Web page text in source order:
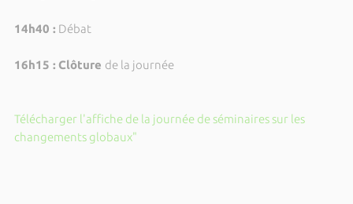
14h40 : Débat
16h15 : Clôture de la journée
Télécharger l'affiche de la journée de séminaires sur les
changements globaux"